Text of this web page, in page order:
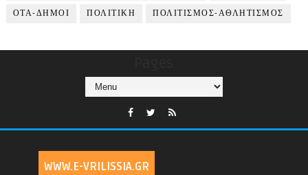
ΟΤΑ-ΔΗΜΟΙ ΠΟΛΙΤΙΚΗ ΠΟΛΙΤΙΣΜΟΣ-ΑΘΛΗΤΙΣΜΟΣ
WWW.E-VRILISSIA.GR